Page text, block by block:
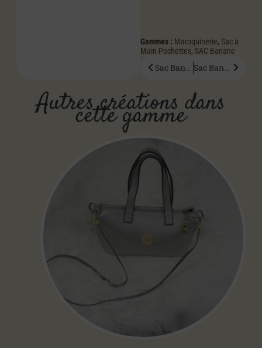
Gammes : Maroquinerie, Sac à
Main-Pochettes, SAC Banane
Autres créations dans
cette gamme